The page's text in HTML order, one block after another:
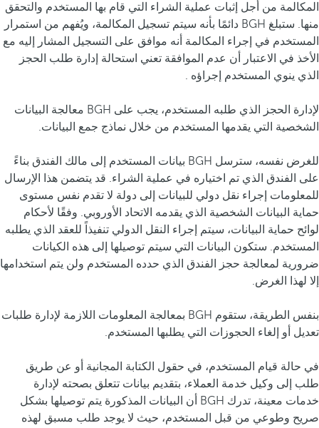
المكالمة من أجل إثبات عملية الشراء التي قام بها المستخدم والتحقق
منها. ستبلغ BGH دائمًا بأنه سيتم تسجيل المكالمة، ويُفهم من استمرار
المستخدم في إجراء المكالمة أنه موافق على التسجيل المشار إليه مع
الأخذ في الاعتبار أن عدم الموافقة تعني استحالة إدارة طلب الحجز
الذي ينوي المستخدم إجراؤه .
لإدارة الحجز الذي طلبه المستخدم، يجب على BGH معالجة البيانات
الشخصية التي يقدمها المستخدم من خلال نماذج جمع البيانات.
للغرض نفسه، سترسل BGH بيانات المستخدم إلى مالك الفندق بناءً
على الفندق الذي تم اختياره في عملية الشراء. قد يتضمن هذا الإرسال
للمعلومات إجراء نقل دولي للبيانات إلى دولة لا تقدم نفس مستوى
حماية البيانات الشخصية الذي يقدمه الاتحاد الأوروبي. وفقًا لأحكام
لوائح حماية البيانات، سيتم إجراء النقل الدولي تنفيذاً للعقد الذي يطلبه
المستخدم. ستكون البيانات التي سيتم توصيلها إلى هذه الكيانات
ضرورية لمعالجة حجز الفندق الذي حدده المستخدم ولن يتم استخدامها
إلا لهذا الغرض.
بنفس الطريقة، ستقوم BGH بمعالجة المعلومات اللازمة لإدارة طلبات
تعديل أو إلغاء الحجوزات التي يطلبها المستخدم.
في حالة قيام المستخدم، في حقول الكتابة المجانية أو عن طريق
طلب إلى وكيل خدمة العملاء، بتقديم بيانات تتعلق بصحته لإدارة
خدمات معينة، تدرك BGH أن البيانات المذكورة يتم توصيلها بشكل
صريح وطوعي من قبل المستخدم، حيث لا يوجد طلب مسبق لهذه